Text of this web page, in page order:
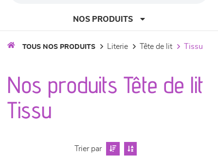
NOS PRODUITS
séjours
meubles de complément
chambres et dressing
TOUS NOS PRODUITS literie tête de lit tissu
Nos produits Tête de lit
Tissu
Trier par